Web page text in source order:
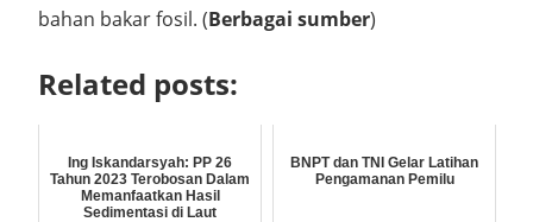
bahan bakar fosil. (Berbagai sumber)
Related posts:
Ing Iskandarsyah: PP 26
Tahun 2023 Terobosan Dalam
Memanfaatkan Hasil
Sedimentasi di Laut
BNPT dan TNI Gelar Latihan
Pengamanan Pemilu